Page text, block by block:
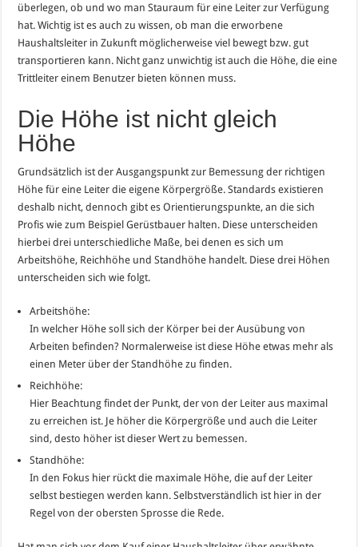
überlegen, ob und wo man Stauraum für eine Leiter zur Verfügung
hat. Wichtig ist es auch zu wissen, ob man die erworbene
Haushaltsleiter in Zukunft möglicherweise viel bewegt bzw. gut
transportieren kann. Nicht ganz unwichtig ist auch die Höhe, die eine
Trittleiter einem Benutzer bieten können muss.
Die Höhe ist nicht gleich
Höhe
Grundsätzlich ist der Ausgangspunkt zur Bemessung der richtigen
Höhe für eine Leiter die eigene Körpergröße. Standards existieren
deshalb nicht, dennoch gibt es Orientierungspunkte, an die sich
Profis wie zum Beispiel Gerüstbauer halten. Diese unterscheiden
hierbei drei unterschiedliche Maße, bei denen es sich um
Arbeitshöhe, Reichhöhe und Standhöhe handelt. Diese drei Höhen
unterscheiden sich wie folgt.
Arbeitshöhe:
In welcher Höhe soll sich der Körper bei der Ausübung von
Arbeiten befinden? Normalerweise ist diese Höhe etwas mehr als
einen Meter über der Standhöhe zu finden.
Reichhöhe:
Hier Beachtung findet der Punkt, der von der Leiter aus maximal
zu erreichen ist. Je höher die Körpergröße und auch die Leiter
sind, desto höher ist dieser Wert zu bemessen.
Standhöhe:
In den Fokus hier rückt die maximale Höhe, die auf der Leiter
selbst bestiegen werden kann. Selbstverständlich ist hier in der
Regel von der obersten Sprosse die Rede.